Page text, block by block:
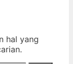
hal yang